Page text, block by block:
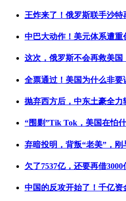
王炸来了！俄罗斯联手沙
中巴大动作！美元体系遭重
这次，俄罗斯不会再救美国
全票通过！美国为什么非要
抛弃西方后，中东土豪全力
“围剿”Tik Tok，美国在怕
弃暗投明，背叛“老美”，
欠了7537亿，还要再借
中国的反攻开始了！千亿资